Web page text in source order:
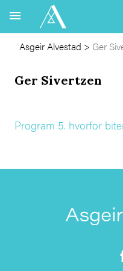
Asgeir Alvestad > Ger
Ger Sivertzen
Program 5. hvorfor